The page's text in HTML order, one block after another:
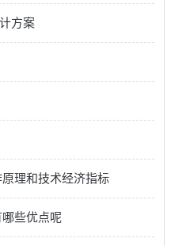
方案
理和技术经济指标
些优点呢